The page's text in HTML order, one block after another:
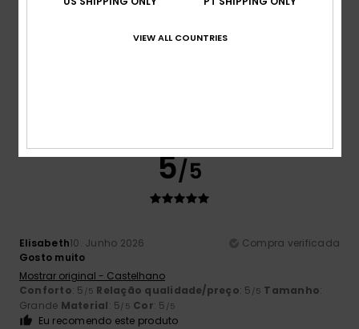
5/5
Elisabeth10. Junho 2026
Compra verificada
Gosto muito
Mostrar original - Castelhano
Conforto: 5 /5 Relação qualidade/preço: 5 /5 Tamanho:
Grande Material: 5/5 Cor: 5 /5
Eu recomendo este produto
VIEW ALL COUNTRIES